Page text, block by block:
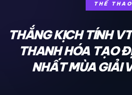
THỂ THAO
THẮNG KỊCH TÍNH
THANH HÓA TẠO
NHẤT MÙA GIẢI